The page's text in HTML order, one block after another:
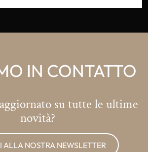
IN CONTATTO
su tutte le ultime
novità?
ALLA NOSTRA NEWSLETTER